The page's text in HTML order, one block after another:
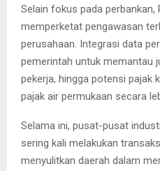
Selain fokus pada perbankan,
memperketat pengawasan
perusahaan. Integrasi data
pemerintah untuk memantau
pekerja, hingga potensi pajak
pajak air permukaan secara
Selama ini, pusat-pusat
sering kali melakukan
menyulitkan daerah dalam